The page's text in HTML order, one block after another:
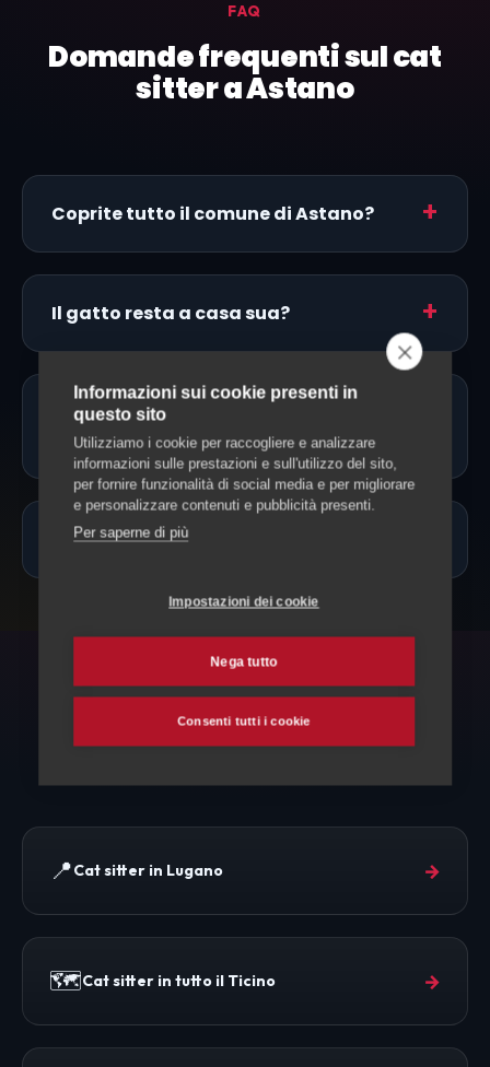
FAQ
Domande frequenti sul cat
sitter a Astano
Coprite tutto il comune di Astano?
Il gatto resta a casa sua?
Il cat sitter può somministrare
farmaci?
Quanto costa un cat sitter a Astano?
ESPLORA ANCHE
Altri servizi per il tuo gatto
📍Cat sitter in Lugano →
🗺️Cat sitter in tutto il Ticino →
Informazioni sui cookie presenti in
questo sito
Utilizziamo i cookie per raccogliere e analizzare
informazioni sulle prestazioni e sull'utilizzo del sito,
per fornire funzionalità di social media e per migliorare
e personalizzare contenuti e pubblicità presenti.
Per saperne di più
Impostazioni dei cookie
Nega tutto
Consenti tutti i cookie